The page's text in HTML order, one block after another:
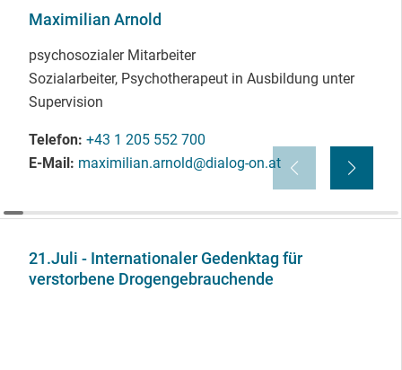
Maximilian Arnold
psychosozialer Mitarbeiter
Sozialarbeiter, Psychotherapeut in Ausbildung unter
Supervision
Telefon +43 1 205 552 700
E-Mail maximilian.arnold@dialog-on.at
21.Juli - Internationaler Gedenktag für
verstorbene Drogengebrauchende